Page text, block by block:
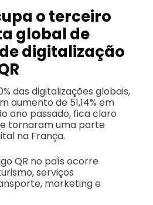
o terceiro
global de
digitalização
das digitalizações globais,
aumento de 51,14% em
ano passado, fica claro
tornaram uma parte
na França.
QR no país ocorre
serviços
marketing e